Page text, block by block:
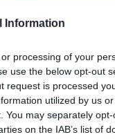
Information
processing of your
use the below opt-out
request is processed
utilized by us
You may separately
on the IAB’s list of
un comunicat
Bahrein
sub rezerva